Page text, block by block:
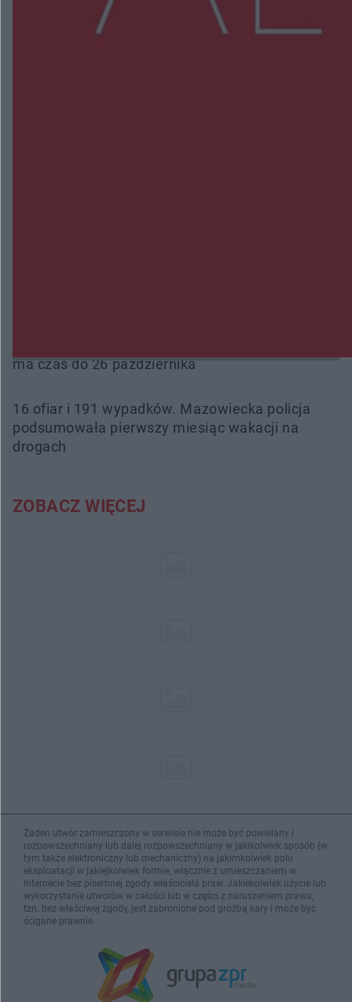
ma czas do 26 października
16 ofiar i 191 wypadków. Mazowiecka policja
podsumowała pierwszy miesiąc wakacji na
drogach
ZOBACZ WIĘCEJ
Żaden utwór zamieszczony w serwisie nie może być powielany i
rozpowszechniany lub dalej rozpowszechniany w jakikolwiek sposób (w
tym także elektroniczny lub mechaniczny) na jakimkolwiek polu
eksploatacji w jakiejkolwiek formie, włącznie z umieszczaniem w
Internecie bez pisemnej zgody właściciela praw. Jakiekolwiek użycie lub
wykorzystanie utworów w całości lub w części z naruszeniem prawa,
tzn. bez właściwej zgody, jest zabronione pod groźbą kary i może być
ścigane prawnie.